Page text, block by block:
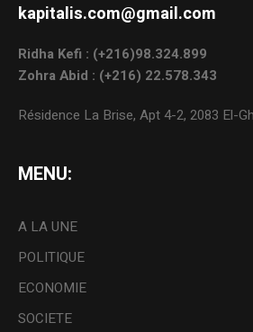
kapitalis.com@gmail.com
Ridha Kefi : (+216)98.324.899
Zohra Abid : (+216) 22.578.343
Résidence La Brise, Apt 4-2, 2083 El-
MENU:
A LA UNE
POLITIQUE
ECONOMIE
SOCIETE